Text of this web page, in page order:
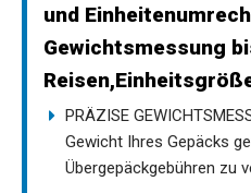
und
Gewichtsmessung
PRÄZISE
Gewicht Ihres Gepäcks
Übergepäckgebühren zu